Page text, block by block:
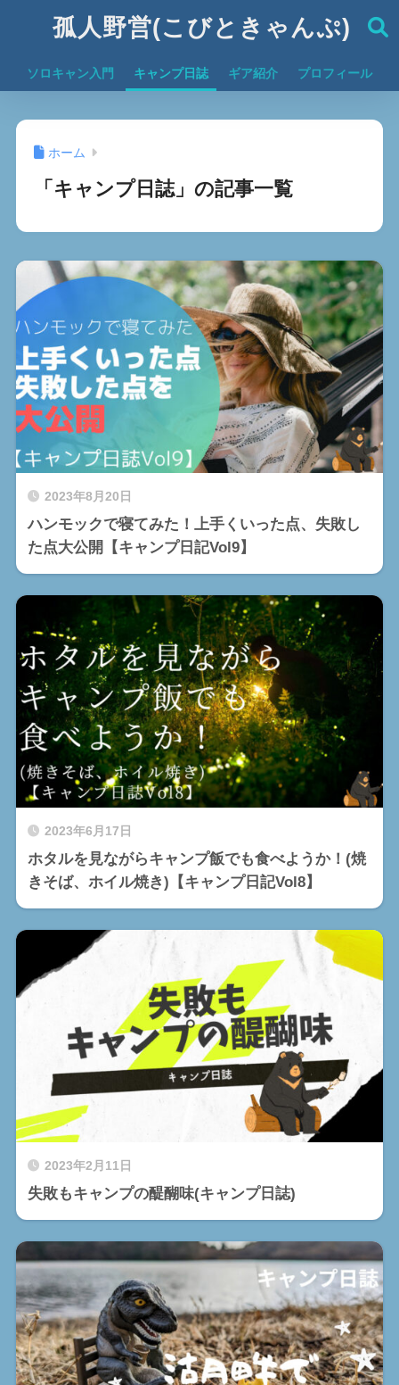
孤人野営(こびときゃんぷ)
ソロキャン入門 キャンプ日誌 ギア紹介 プロフィール
ホーム
「キャンプ日誌」の記事一覧
2023年8月20日
ハンモックで寝てみた！上手くいった点、失敗し
た点大公開【キャンプ日記Vol9】
2023年6月17日
ホタルを見ながらキャンプ飯でも食べようか！(焼
きそば、ホイル焼き)【キャンプ日記Vol8】
2023年2月11日
失敗もキャンプの醍醐味(キャンプ日誌)